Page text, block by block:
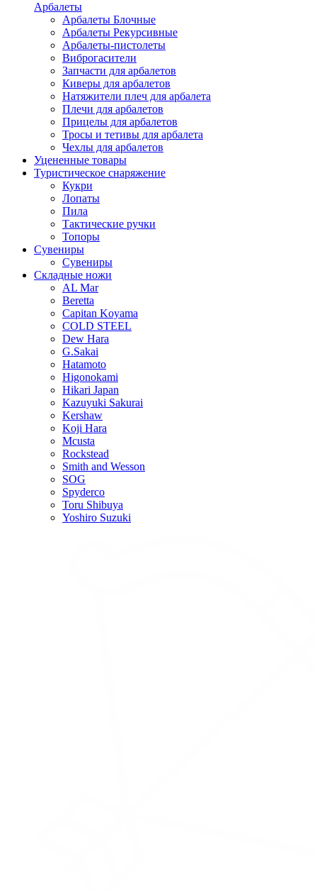
Арбалеты
Арбалеты Блочные
Арбалеты Рекурсивные
Арбалеты-пистолеты
Виброгасители
Запчасти для арбалетов
Киверы для арбалетов
Натяжители плеч для арбалета
Плечи для арбалетов
Прицелы для арбалетов
Тросы и тетивы для арбалета
Чехлы для арбалетов
Уцененные товары
Туристическое снаряжение
Кукри
Лопаты
Пила
Тактические ручки
Топоры
Сувениры
Сувениры
Складные ножи
AL Mar
Beretta
Capitan Koyama
COLD STEEL
Dew Hara
G.Sakai
Hatamoto
Higonokami
Hikari Japan
Kazuyuki Sakurai
Kershaw
Koji Hara
Mcusta
Rockstead
Smith and Wesson
SOG
Spyderco
Toru Shibuya
Yoshiro Suzuki